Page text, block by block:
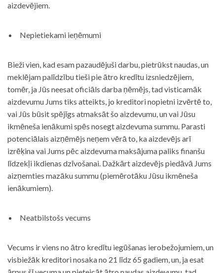
aizdevējiem.
Nepietiekami ieņēmumi
Bieži vien, kad esam pazaudējuši darbu, pietrūkst naudas, un
meklējam palīdzību tieši pie ātro kredītu izsniedzējiem,
tomēr, ja Jūs neesat oficiāls darba ņēmējs, tad visticamāk
aizdevumu Jums tiks atteikts, jo kreditori nopietni izvērtē to,
vai Jūs būsit spējīgs atmaksāt šo aizdevumu, un vai Jūsu
ikmēneša ienākumi spēs nosegt aizdevuma summu. Parasti
potenciālais aizņēmējs neņem vērā to, ka aizdevējs arī
izrēķina vai Jums pēc aizdevuma maksājuma paliks finanšu
līdzekļi ikdienas dzīvošanai. Dažkārt aizdevējs piedāvā Jums
aizņemties mazāku summu (piemērotāku Jūsu ikmēneša
ienākumiem).
Neatbilstošs vecums
Vecums ir viens no ātro kredītu iegūšanas ierobežojumiem, un
visbiežāk kreditori nosaka no 21 līdz 65 gadiem, un, ja esat